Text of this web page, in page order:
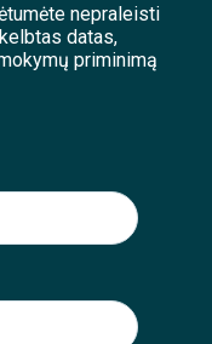
nepraleisti
datas,
priminimą